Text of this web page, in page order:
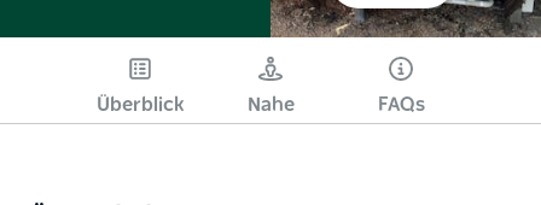
Überblick Nahe FAQs